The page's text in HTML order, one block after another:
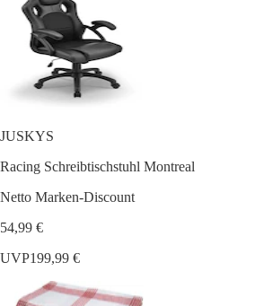
JUSKYS
Racing Schreibtischstuhl Montreal
Netto Marken-Discount
54,99 €
UVP199,99 €